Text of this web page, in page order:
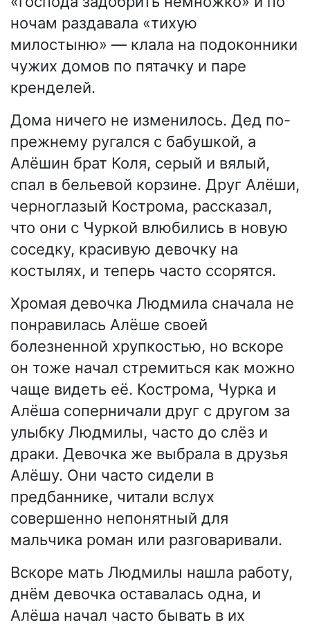
ночам раздавала «тихую
милостыню» — клала на подоконники
чужих домов по пятачку и паре
кренделей.
Дома ничего не изменилось. Дед по-
прежнему ругался с бабушкой, а
Алёшин брат Коля, серый и вялый,
спал в бельевой корзине. Друг Алёши,
черноглазый Кострома, рассказал,
что они с Чуркой влюбились в новую
соседку, красивую девочку на
костылях, и теперь часто ссорятся.
Хромая девочка Людмила сначала не
понравилась Алёше своей
болезненной хрупкостью, но вскоре
он тоже начал стремиться как можно
чаще видеть её. Кострома, Чурка и
Алёша соперничали друг с другом за
улыбку Людмилы, часто до слёз и
драки. Девочка же выбрала в друзья
Алёшу. Они часто сидели в
предбаннике, читали вслух
совершенно непонятный для
мальчика роман или разговаривали.
Вскоре мать Людмилы нашла работу,
днём девочка оставалась одна, и
Алёша начал часто бывать в их